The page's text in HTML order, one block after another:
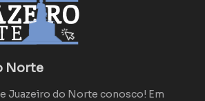
Norte
Juazeiro do Norte conosco! Em